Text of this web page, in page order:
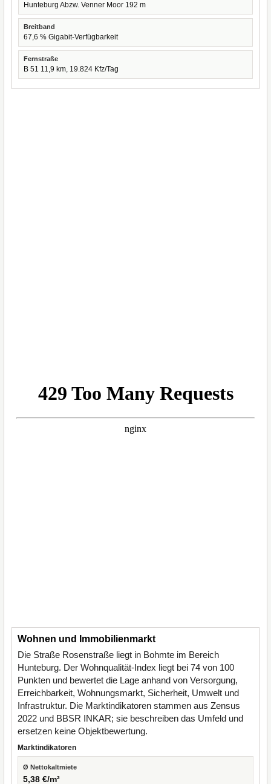
Hunteburg Abzw. Venner Moor 192 m
Breitband
67,6 % Gigabit-Verfügbarkeit
Fernstraße
B 51 11,9 km, 19.824 Kfz/Tag
Wohnen und Immobilienmarkt
Die Straße Rosenstraße liegt in Bohmte im Bereich
Hunteburg. Der Wohnqualität-Index liegt bei 74 von 100
Punkten und bewertet die Lage anhand von Versorgung,
Erreichbarkeit, Wohnungsmarkt, Sicherheit, Umwelt und
Infrastruktur. Die Marktindikatoren stammen aus Zensus
2022 und BBSR INKAR; sie beschreiben das Umfeld und
ersetzen keine Objektbewertung.
Marktindikatoren
Ø Nettokaltmiete
5,38 €/m²